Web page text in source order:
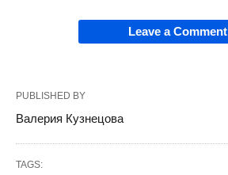
Leave a Comment
PUBLISHED BY
Валерия Кузнецова
TAGS: